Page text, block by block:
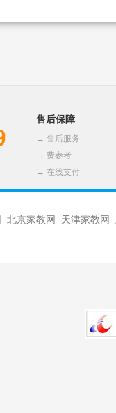
售后保障
→ 售后服务
→ 费参考
→ 在线支付
北京家教网 天津家教网